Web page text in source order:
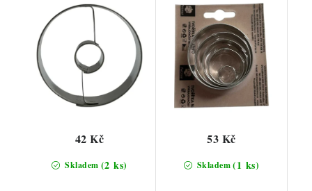
Skladem (2 ks)
42 Kč
Skladem(1 ks)
53 Kč